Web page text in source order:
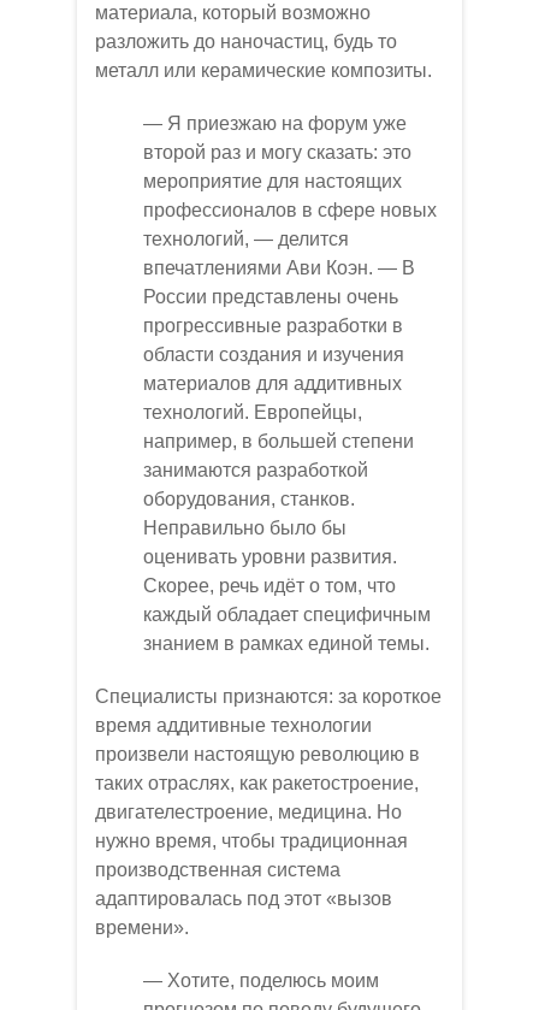
материала, который возможно
разложить до наночастиц, будь то
металл или керамические композиты.
— Я приезжаю на форум уже
второй раз и могу сказать: это
мероприятие для настоящих
профессионалов в сфере новых
технологий, — делится
впечатлениями Ави Коэн. — В
России представлены очень
прогрессивные разработки в
области создания и изучения
материалов для аддитивных
технологий. Европейцы,
например, в большей степени
занимаются разработкой
оборудования, станков.
Неправильно было бы
оценивать уровни развития.
Скорее, речь идёт о том, что
каждый обладает специфичным
знанием в рамках единой темы.
Специалисты признаются: за короткое
время аддитивные технологии
произвели настоящую революцию в
таких отраслях, как ракетостроение,
двигателестроение, медицина. Но
нужно время, чтобы традиционная
производственная система
адаптировалась под этот «вызов
времени».
— Хотите, поделюсь моим